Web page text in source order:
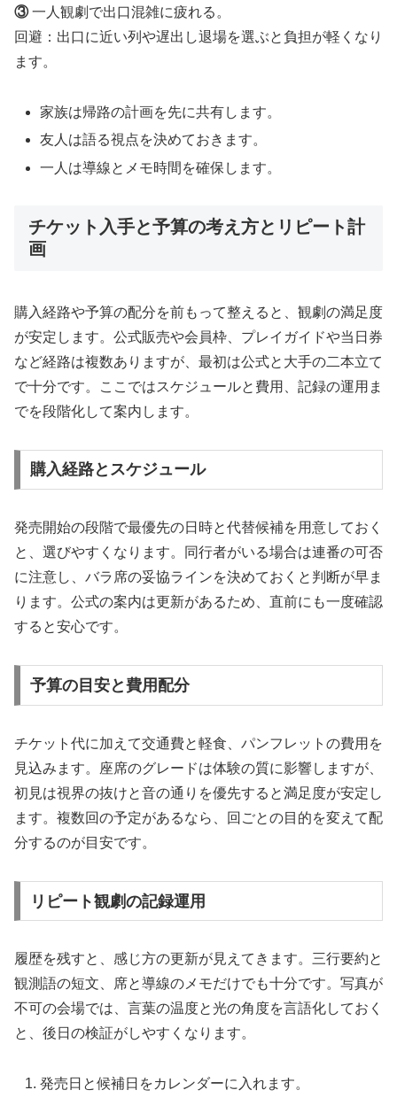
③一人観劇で出口混雑に疲れる。
回避：出口に近い列や遅出し退場を選ぶと負担が軽くなり
ます。
家族は帰路の計画を先に共有します。
友人は語る視点を決めておきます。
一人は導線とメモ時間を確保します。
チケット入手と予算の考え方とリピート計
画
購入経路や予算の配分を前もって整えると、観劇の満足度
が安定します。公式販売や会員枠、プレイガイドや当日券
など経路は複数ありますが、最初は公式と大手の二本立て
で十分です。ここではスケジュールと費用、記録の運用ま
でを段階化して案内します。
購入経路とスケジュール
発売開始の段階で最優先の日時と代替候補を用意しておく
と、選びやすくなります。同行者がいる場合は連番の可否
に注意し、バラ席の妥協ラインを決めておくと判断が早ま
ります。公式の案内は更新があるため、直前にも一度確認
すると安心です。
予算の目安と費用配分
チケット代に加えて交通費と軽食、パンフレットの費用を
見込みます。座席のグレードは体験の質に影響しますが、
初見は視界の抜けと音の通りを優先すると満足度が安定し
ます。複数回の予定があるなら、回ごとの目的を変えて配
分するのが目安です。
リピート観劇の記録運用
履歴を残すと、感じ方の更新が見えてきます。三行要約と
観測語の短文、席と導線のメモだけでも十分です。写真が
不可の会場では、言葉の温度と光の角度を言語化しておく
と、後日の検証がしやすくなります。
発売日と候補日をカレンダーに入れます。